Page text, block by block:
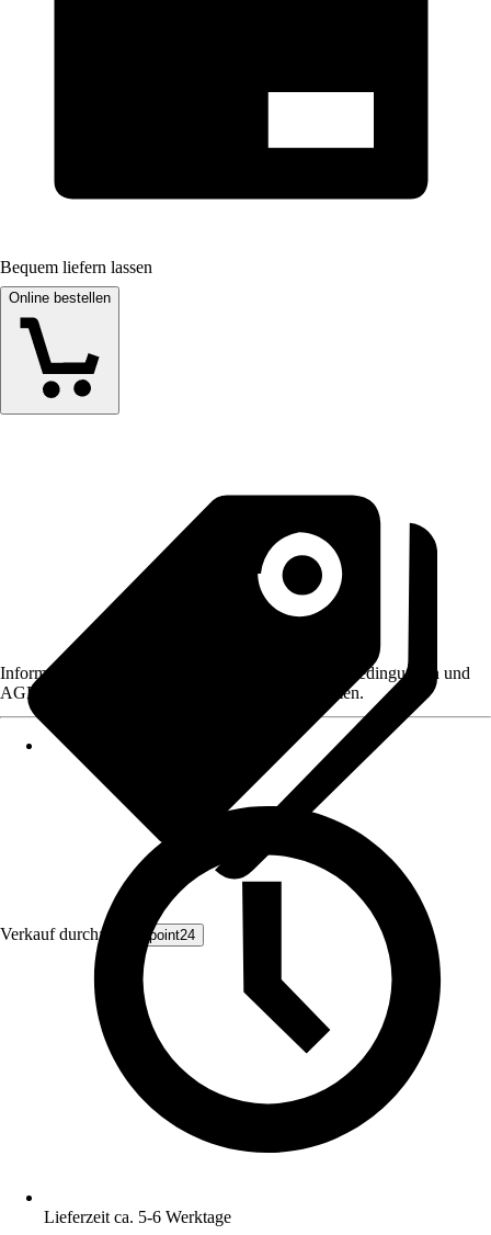
Bequem liefern lassen
Online bestellen
Verkauf durch: Livingpoint24
Informationen des Verkäufers, wie z. B. Rückgabebedingungen und
AGB, finden Sie bei Klick auf den Verkäufernamen.
Lieferzeit ca. 5-6 Werktage